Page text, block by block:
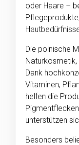
oder Haare –
Die polnische
Dank
Vitaminen,
helfen die
unterstützen
Besonders